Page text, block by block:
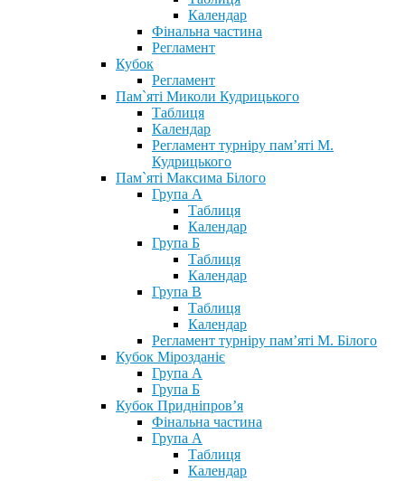
Календар
Фінальна частина
Регламент
Кубок
Регламент
Пам`яті Миколи Кудрицького
Таблиця
Календар
Регламент турніру пам’яті М.
Кудрицького
Пам`яті Максима Білого
Група А
Таблиця
Календар
Група Б
Таблиця
Календар
Група В
Таблиця
Календар
Регламент турніру пам’яті М. Білого
Кубок Мірозданіє
Група А
Група Б
Кубок Придніпров’я
Фінальна частина
Група А
Таблиця
Календар